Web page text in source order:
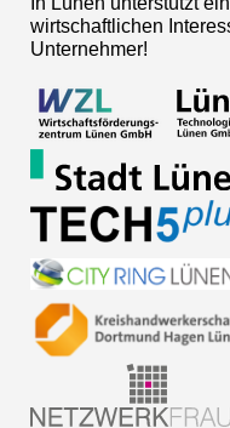
wirtschaftlichen
Unternehmer!